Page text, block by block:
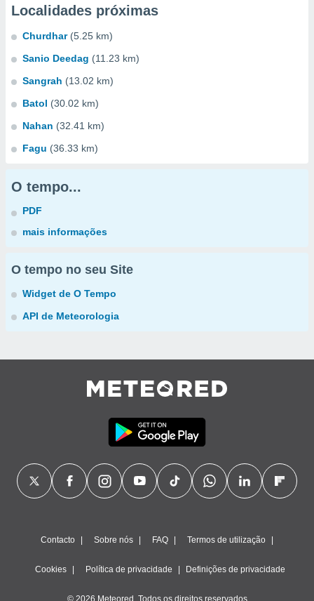
Localidades próximas
Churdhar (5.25 km)
Sanio Deedag (11.23 km)
Sangrah (13.02 km)
Batol (30.02 km)
Nahan (32.41 km)
Fagu (36.33 km)
O tempo...
PDF
mais informações
O tempo no seu Site
Widget de O Tempo
API de Meteorologia
Contacto Sobre nós FAQ Termos de utilização
Cookies Política de privacidade Definições de privacidade
© 2026 Meteored. Todos os direitos reservados